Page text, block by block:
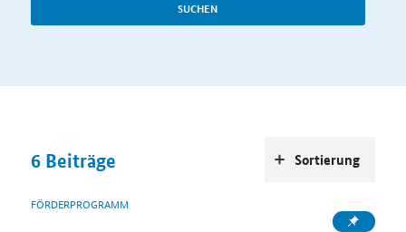
SUCHEN
6 Beiträge
FÖRDERPROGRAMM
Sortierung